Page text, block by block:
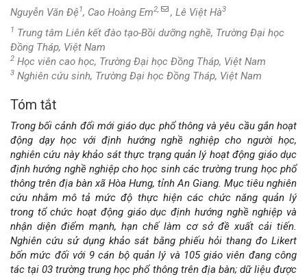
Nguyễn Văn Đệ1, Cao Hoàng Em2, , Lê Việt Hà3
1 Trung tâm Liên kết đào tạo-Bồi dưỡng nghề, Trường Đại học
Đồng Tháp, Việt Nam
2 Học viên cao học, Trường Đại học Đồng Tháp, Việt Nam
3 Nghiên cứu sinh, Trường Đại học Đồng Tháp, Việt Nam
Nội
dung
chính
của
bài
viết
Tóm tắt
Trong bối cảnh đổi mới giáo dục phổ thông và yêu cầu gắn hoạt
động dạy học với định hướng nghề nghiệp cho người học,
nghiên cứu này khảo sát thực trạng quản lý hoạt động giáo dục
định hướng nghề nghiệp cho học sinh các trường trung học phổ
thông trên địa bàn xã Hòa Hưng, tỉnh An Giang. Mục tiêu nghiên
cứu nhằm mô tả mức độ thực hiện các chức năng quản lý
trong tổ chức hoạt động giáo dục định hướng nghề nghiệp và
nhận diện điểm mạnh, hạn chế làm cơ sở đề xuất cải tiến.
Nghiên cứu sử dụng khảo sát bằng phiếu hỏi thang đo Likert
bốn mức đối với 9 cán bộ quản lý và 105 giáo viên đang công
tác tại 03 trường trung học phổ thông trên địa bàn; dữ liệu được